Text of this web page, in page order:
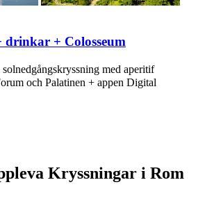
+ Colosseum
med aperitif
och Palatinen + appen Digital
Kryssningar i Rom